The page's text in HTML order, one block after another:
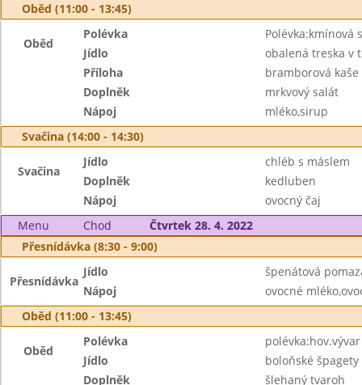
Oběd (11:00 - 13:45)
Oběd
Polévka
Polévka:kmínová
Jídlo
obalená treska v
Příloha
bramborová
Doplněk
mrkvový salát
Nápoj
mléko,sirup
Svačina (14:00 - 14:30)
Svačina
Jídlo
chléb s máslem
Doplněk
kedluben
Nápoj
ovocný čaj
Menu
Chod
Čtvrtek 28. 4. 2022
Přesnídávka (8:30 - 9:00)
Přesnídávka
Jídlo
špenátová
Nápoj
ovocné
Oběd (11:00 - 13:45)
Oběd
Polévka
Jídlo
boloňské špagety
Doplněk
šlehaný tvaroh